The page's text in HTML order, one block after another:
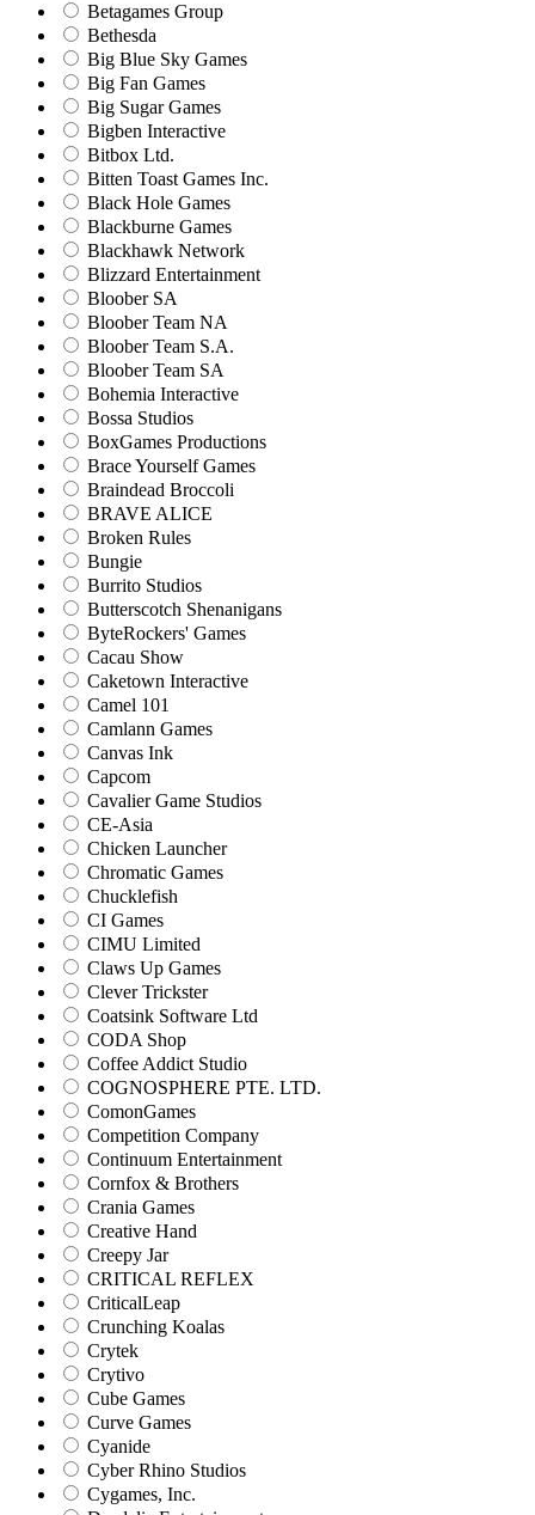
Betagames Group
Bethesda
Big Blue Sky Games
Big Fan Games
Big Sugar Games
Bigben Interactive
Bitbox Ltd.
Bitten Toast Games Inc.
Black Hole Games
Blackburne Games
Blackhawk Network
Blizzard Entertainment
Bloober SA
Bloober Team NA
Bloober Team S.A.
Bloober Team SA
Bohemia Interactive
Bossa Studios
BoxGames Productions
Brace Yourself Games
Braindead Broccoli
BRAVE ALICE
Broken Rules
Bungie
Burrito Studios
Butterscotch Shenanigans
ByteRockers' Games
Cacau Show
Caketown Interactive
Camel 101
Camlann Games
Canvas Ink
Capcom
Cavalier Game Studios
CE-Asia
Chicken Launcher
Chromatic Games
Chucklefish
CI Games
CIMU Limited
Claws Up Games
Clever Trickster
Coatsink Software Ltd
CODA Shop
Coffee Addict Studio
COGNOSPHERE PTE. LTD.
ComonGames
Competition Company
Continuum Entertainment
Cornfox & Brothers
Crania Games
Creative Hand
Creepy Jar
CRITICAL REFLEX
CriticalLeap
Crunching Koalas
Crytek
Crytivo
Cube Games
Curve Games
Cyanide
Cyber Rhino Studios
Cygames, Inc.